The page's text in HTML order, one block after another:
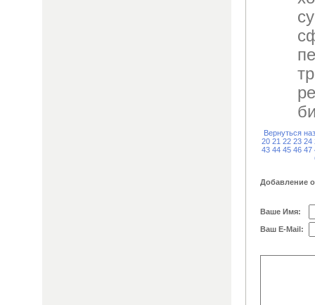
Вернуться
20 21 22 23 24
43 44 45 46 47
Добавление
Ваше Имя:
Ваш E-Mail: